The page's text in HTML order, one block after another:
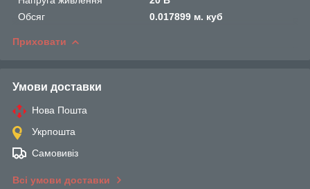
Обсяг
0.017899 м. куб
Приховати
Умови доставки
Нова Пошта
Укрпошта
Самовивіз
Всі умови доставки